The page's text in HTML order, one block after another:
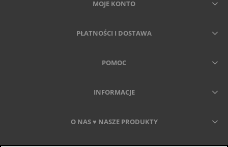
MOJE KONTO
PŁATNOŚCI I DOSTAWA
POMOC
INFORMACJE
O NAS ♥ NASZE PRODUKTY